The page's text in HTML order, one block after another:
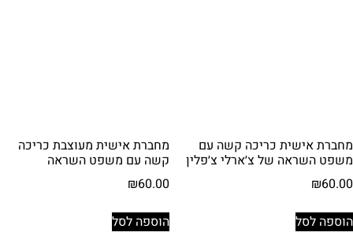
מחברת אישית כריכה קשה עם
משפט השראה של צ׳ארלי צ׳פלין
₪60.00
הוספה לסל
מחברת אישית מעוצבת כריכה
קשה עם משפט השראה
₪60.00
הוספה לסל